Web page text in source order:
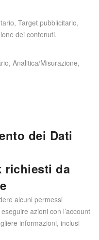
Target pubblicitario,
dei contenuti,
Analitica/Misurazione,
dei Dati
richiesti da
alcuni permessi
azioni con l’account
informazioni, inclusi